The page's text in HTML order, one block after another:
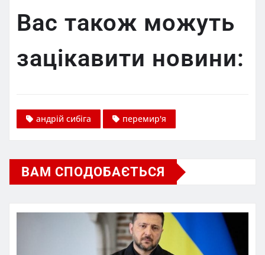
Вас також можуть
зацікавити новини:
андрій сибіга перемир'я
ВАМ СПОДОБАЄТЬСЯ